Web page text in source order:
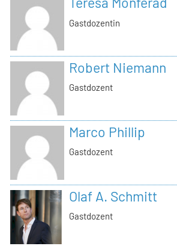
Gastdozentin
Robert Niemann
Gastdozent
Marco Phillip
Gastdozent
Olaf A. Schmitt
Gastdozent